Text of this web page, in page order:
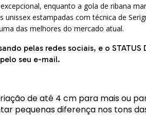
enquanto a gola de ribana
estampadas com técnica de
das melhores do mercado atual.
pelas redes sociais, e o STATUS
seu e-mail.
de até 4 cm para mais ou
pequenas diferença nos tons